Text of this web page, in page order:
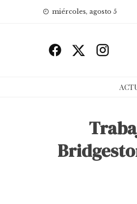
miércoles, agosto 5